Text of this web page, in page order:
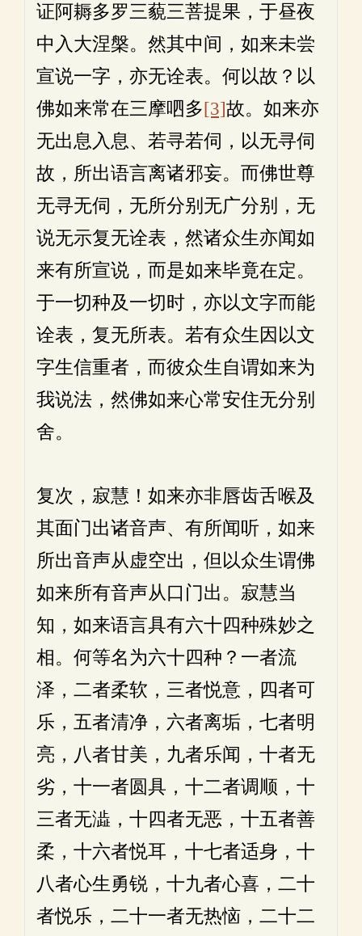
证阿耨多罗三藐三菩提果，于昼夜
中入大涅槃。然其中间，如来未尝
宣说一字，亦无诠表。何以故？以
佛如来常在三摩呬多[3]故。如来亦
无出息入息、若寻若伺，以无寻伺
故，所出语言离诸邪妄。而佛世尊
无寻无伺，无所分别无广分别，无
说无示复无诠表，然诸众生亦闻如
来有所宣说，而是如来毕竟在定。
于一切种及一切时，亦以文字而能
诠表，复无所表。若有众生因以文
字生信重者，而彼众生自谓如来为
我说法，然佛如来心常安住无分别
舍。
复次，寂慧！如来亦非唇齿舌喉及
其面门出诸音声、有所闻听，如来
所出音声从虚空出，但以众生谓佛
如来所有音声从口门出。寂慧当
知，如来语言具有六十四种殊妙之
相。何等名为六十四种？一者流
泽，二者柔软，三者悦意，四者可
乐，五者清净，六者离垢，七者明
亮，八者甘美，九者乐闻，十者无
劣，十一者圆具，十二者调顺，十
三者无澁，十四者无恶，十五者善
柔，十六者悦耳，十七者适身，十
八者心生勇锐，十九者心喜，二十
者悦乐，二十一者无热恼，二十二